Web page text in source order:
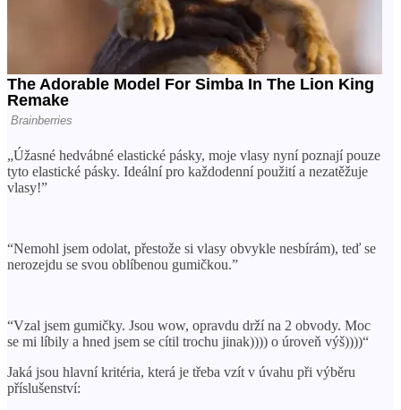
„Úžasné hedvábné elastické pásky, moje vlasy nyní poznají pouze
tyto elastické pásky. Ideální pro každodenní použití a nezatěžuje
vlasy!”
“Nemohl jsem odolat, přestože si vlasy obvykle nesbírám), teď se
nerozejdu se svou oblíbenou gumičkou.”
“Vzal jsem gumičky. Jsou wow, opravdu drží na 2 obvody. Moc
se mi líbily a hned jsem se cítil trochu jinak)))) o úroveň výš))))“
Jaká jsou hlavní kritéria, která je třeba vzít v úvahu při výběru
příslušenství: